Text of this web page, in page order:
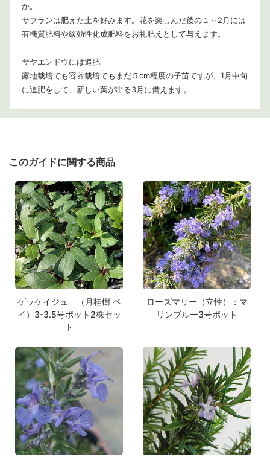
か。
サフランは肥えた土を好みます。花を楽しんだ後の１～2月には
有機質肥料や緩効性化成肥料をお礼肥えとして与えます。
サヤエンドウには追肥
露地栽培でも容器栽培でもまだ５cm程度の子苗ですが、1月中旬
に追肥をして、新しい葉が出る3月に備えます。
このガイドに関する商品
ゲッケイジュ （月桂樹 ベ
イ）3-3.5号ポット2株セッ
ト
ローズマリー（立性）：マ
リンブルー3号ポット